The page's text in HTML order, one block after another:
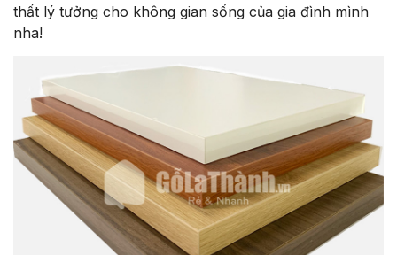
thất lý tưởng cho không gian sống của gia đình mình
nha!